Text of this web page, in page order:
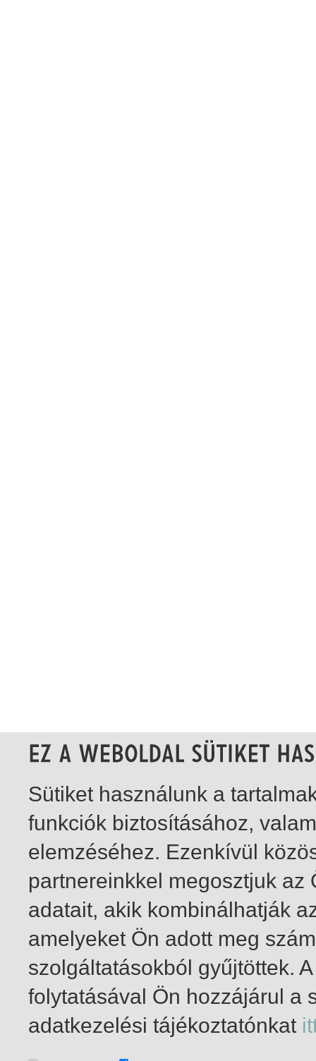
1-14 / összesen 14 találat
Sütiket használunk a
funkciók biztosításához,
elemzéséhez. Ezenkívül
partnereinkkel megosztjuk
adatait, akik kombinálhatják
amelyeket Ön adott meg
szolgáltatásokból gyűjtöttek.
folytatásával Ön hozzájárul a
adatkezelési tájékoztatónkat